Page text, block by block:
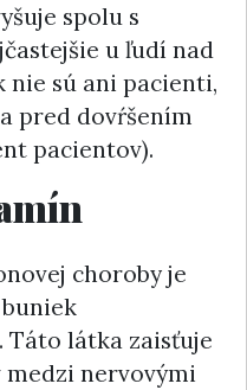
spolu s
u ľudí nad
nie sú ani pacienti,
pred dovŕšením
pacientov).
choroby je
látka zaisťuje
nervovými